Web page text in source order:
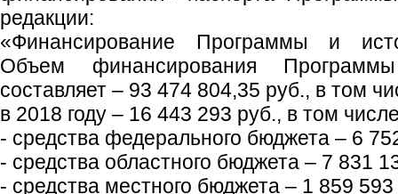
редакции:
«Финансирование Программы и
Объем финансирования
составляет – 93 474 804,35 руб., в том
в 2018 году – 16 443 293 руб., в том
- средства федерального бюджета – 6
- средства областного бюджета – 7 831
- средства местного бюджета – 1 859